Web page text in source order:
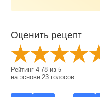
Оценить рецепт
Рейтинг4.78 из5
на основе23 голосов